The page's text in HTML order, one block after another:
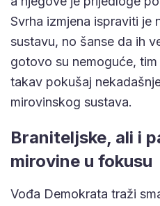
Svrha izmjena ispraviti je
sustavu, no šanse da ih
gotovo su nemoguće,
takav pokušaj
mirovinskog sustava.
Braniteljske, ali i
mirovine u fokusu
Vođa Demokrata traži